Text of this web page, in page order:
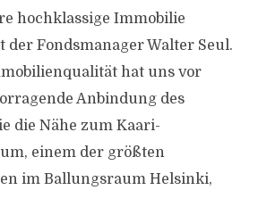
hochklassige Immobilie
der Fondsmanager Walter Seul.
hat uns vor
Anbindung des
die Nähe zum Kaari-
einem der größten
im Ballungsraum Helsinki,